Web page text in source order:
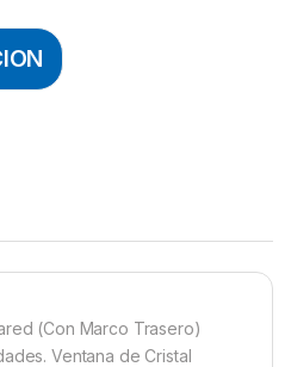
(Con Marco Trasero)
Ventana de Cristal